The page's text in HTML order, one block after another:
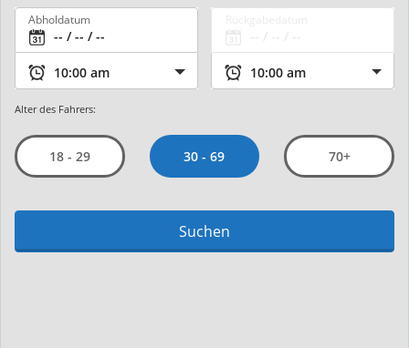
Abholdatum
Alter des Fahrers:
18 - 29 30 - 69 70+
Suchen